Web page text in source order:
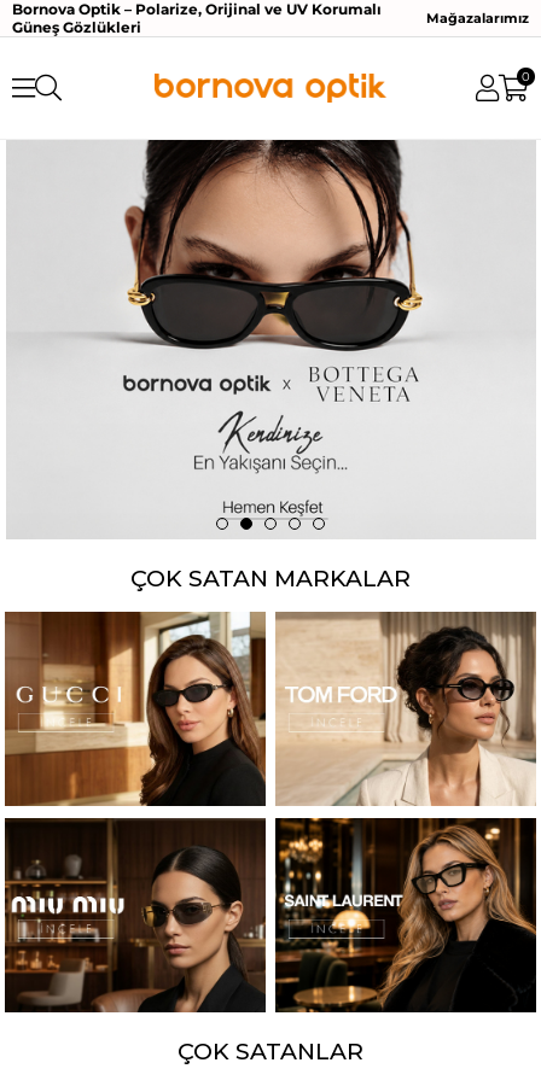
Bornova Optik – Polarize, Orijinal ve UV Korumalı
Güneş Gözlükleri
Mağazalarımız
0
ÇOK SATAN MARKALAR
ÇOK SATANLAR